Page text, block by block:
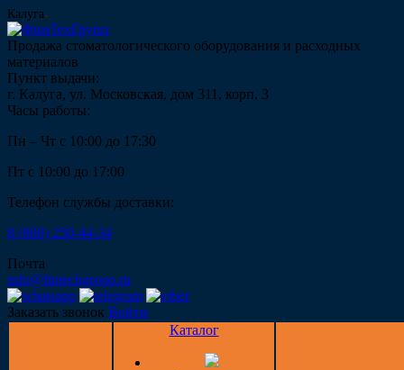
Калуга
Продажа стоматологического оборудования и расходных
материалов
Пункт выдачи:
г. Калуга, ул. Московская, дом 311, корп. 3
Часы работы:
Пн – Чт с 10:00 до 17:30
Пт с 10:00 до 17:00
Телефон службы доставки:
8 (800) 250-44-34
Почта
info@fintechgroup.ru
Заказать звонок Войти
Каталог